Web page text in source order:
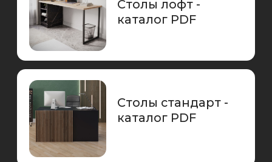
Ресепшн МДФ-
каталог PDF
Модульные
стойки - каталог
PDF